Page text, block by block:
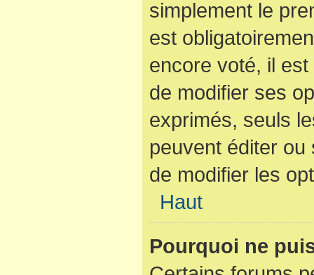
simplement le
est
encore voté, il
de modifier ses
exprimés, seuls
peuvent éditer
de modifier les
Haut
Pourquoi ne